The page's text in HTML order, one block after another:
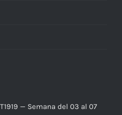
— Semana del 03 al 07